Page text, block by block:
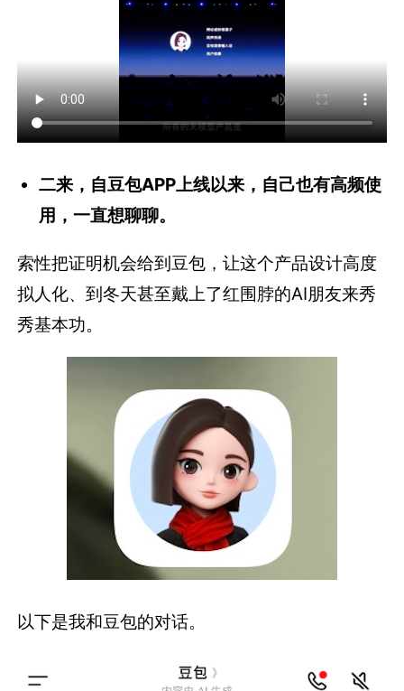
二来，自豆包APP上线以来，自己也有高频使
用，一直想聊聊。
索性把证明机会给到豆包，让这个产品设计高度
拟人化、到冬天甚至戴上了红围脖的AI朋友来秀
秀基本功。
以下是我和豆包的对话。